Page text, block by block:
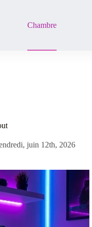
Chambre
juin 12th, 2026